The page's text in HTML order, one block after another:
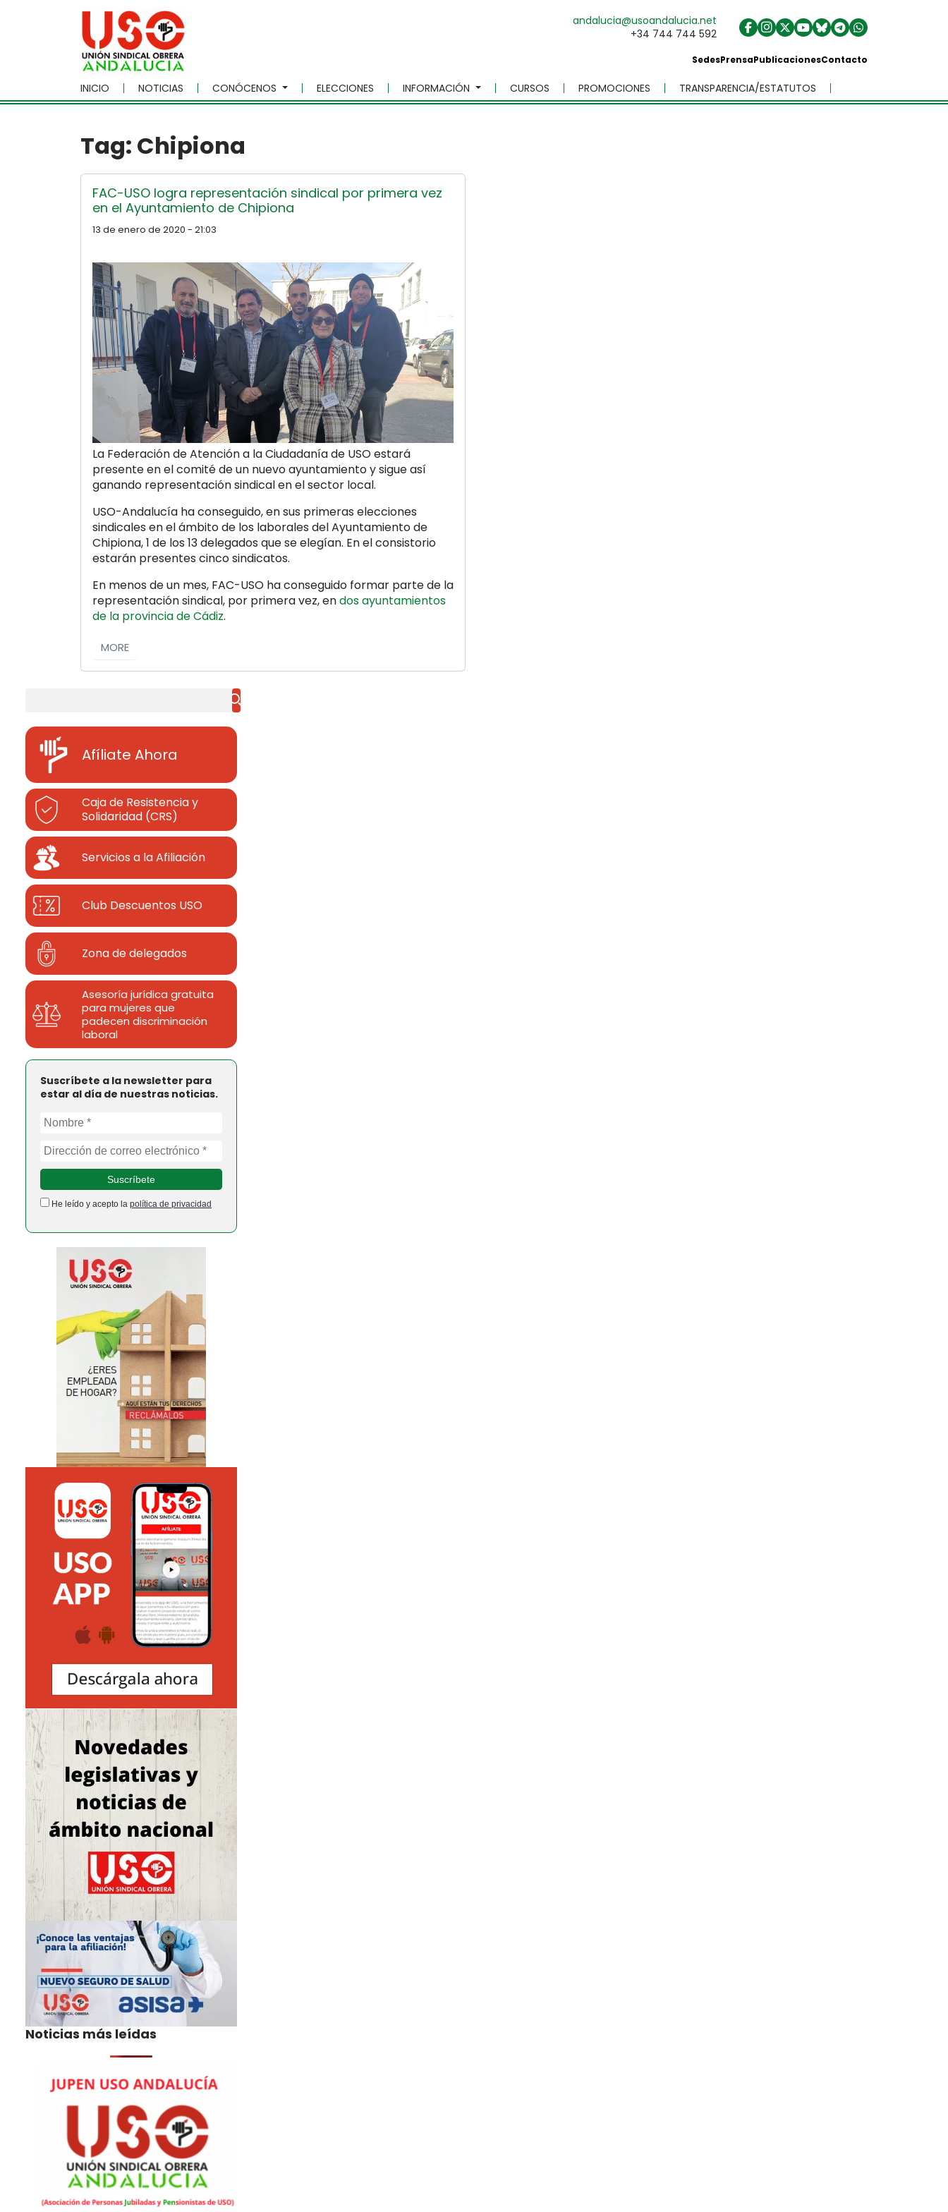
Skip to main content
andalucia@usoandalucia.net
+34 744 744 592
SedesPrensaPublicacionesContacto
INICIO NOTICIAS CONÓCENOS ELECCIONES INFORMACIÓN CURSOS PROMOCIONES TRANSPARENCIA/ESTATUTOS
Tag: Chipiona
FAC-USO logra representación sindical por primera vez
en el Ayuntamiento de Chipiona
13 de enero de 2020 - 21:03
La Federación de Atención a la Ciudadanía de USO estará
presente en el comité de un nuevo ayuntamiento y sigue así
ganando representación sindical en el sector local.
USO-Andalucía ha conseguido, en sus primeras elecciones
sindicales en el ámbito de los laborales del Ayuntamiento de
Chipiona, 1 de los 13 delegados que se elegían. En el consistorio
estarán presentes cinco sindicatos.
En menos de un mes, FAC-USO ha conseguido formar parte de la
representación sindical, por primera vez, endos ayuntamientos
de la provincia de Cádiz.
MORE
Afíliate Ahora
Caja de Resistencia y
Solidaridad (CRS)
Servicios a la Afiliación
Club Descuentos USO
Zona de delegados
Asesoría jurídica gratuita
para mujeres que
padecen discriminación
laboral
Suscríbete a la newsletter para
estar al día de nuestras noticias.
He leído y acepto la política de privacidad
Noticias más leídas